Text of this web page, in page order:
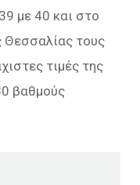
με 40 και στο
Θεσσαλίας τους
τιμές της
βαθμούς